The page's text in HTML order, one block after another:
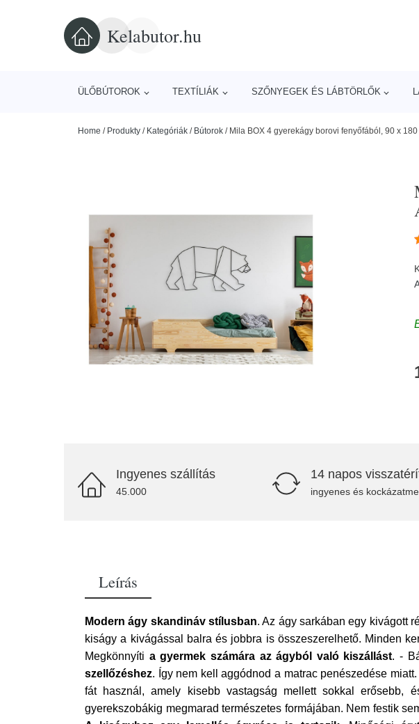
Kelabutor.hu
ÜLŐBÚTOROK TEXTÍLIÁK SZŐNYEGEK ÉS LÁBTÖRLŐK
Home / Produkty / Kategóriák / Bútorok / Mila BOX 4 gyerekágy borovi fenyőfából, 90 x
Ingyenes szállítás
45.000
14 napos
ingyenes és
Leírás
Modern ágy skandináv stílusban. Az ágy sarkában egy kivágott
kiságy a kivágással balra és jobbra is összeszerelhető. Minden
Megkönnyíti a gyermek számára az ágyból való kiszállást. -
szellőzéshez. Így nem kell aggódnod a matrac penészedése
fát használ, amely kisebb vastagság mellett sokkal erősebb,
gyerekszobákig megmarad természetes formájában. Nem festik